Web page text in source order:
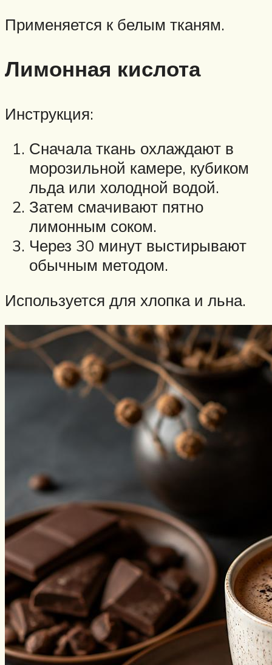
Применяется к белым тканям.
Лимонная кислота
Инструкция:
Сначала ткань охлаждают в
морозильной камере, кубиком
льда или холодной водой.
Затем смачивают пятно
лимонным соком.
Через 30 минут выстирывают
обычным методом.
Используется для хлопка и льна.